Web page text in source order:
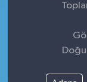
ÖZEL
POLİTİKA